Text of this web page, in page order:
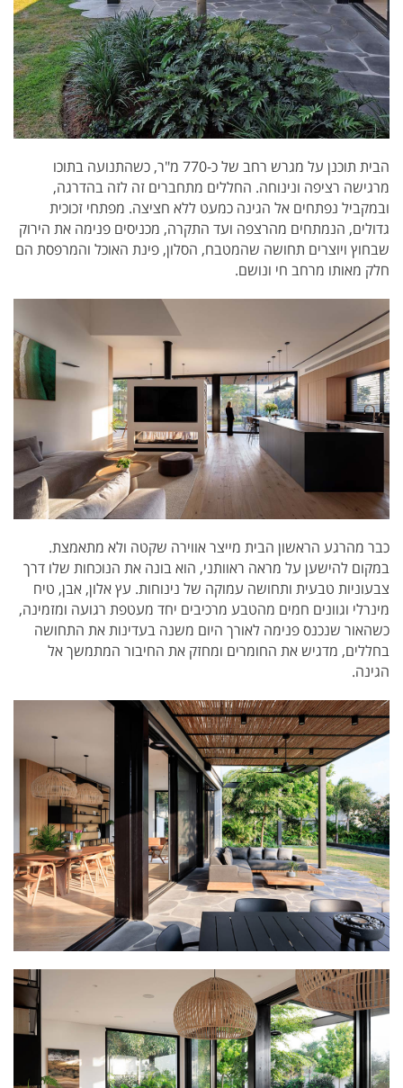
הבית תוכנן על מגרש רחב של כ-770 מ"ר, כשהתנועה בתוכו
מרגישה רציפה ונינוחה. החללים מתחברים זה לזה בהדרגה,
ובמקביל נפתחים אל הגינה כמעט ללא חציצה. מפתחי זכוכית
גדולים, הנמתחים מהרצפה ועד התקרה, מכניסים פנימה את הירוק
שבחוץ ויוצרים תחושה שהמטבח, הסלון, פינת האוכל והמרפסת הם
חלק מאותו מרחב חי ונושם.
כבר מהרגע הראשון הבית מייצר אווירה שקטה ולא מתאמצת.
במקום להישען על מראה ראוותני, הוא בונה את הנוכחות שלו דרך
צבעוניות טבעית ותחושה עמוקה של נינוחות. עץ אלון, אבן, טיח
מינרלי וגוונים חמים מהטבע מרכיבים יחד מעטפת רגועה ומזמינה,
כשהאור שנכנס פנימה לאורך היום משנה בעדינות את התחושה
בחללים, מדגיש את החומרים ומחזק את החיבור המתמשך אל
הגינה.